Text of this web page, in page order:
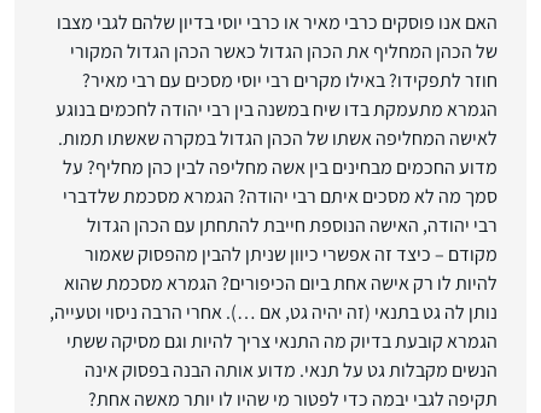
האם אנו פוסקים כרבי מאיר או כרבי יוסי בדיון שלהם לגבי מצבו
של הכהן המחליף את הכהן הגדול כאשר הכהן הגדול המקורי
חוזר לתפקידו? באילו מקרים רבי יוסי מסכים עם רבי מאיר?
הגמרא מתעמקת בדו שיח במשנה בין רבי יהודה לחכמים בנוגע
לאישה המחליפה אשתו של הכהן הגדול במקרה שאשתו תמות.
מדוע החכמים מבחינים בין אשה מחליפה לבין כהן מחליף? על
סמך מה לא מסכים איתם רבי יהודה? הגמרא מסכמת שלדברי
רבי יהודה, האישה הנוספת חייבת להתחתן עם הכהן הגדול
מקודם – כיצד זה אפשרי כיוון שניתן להבין מהפסוק שאמור
להיות לו רק אישה אחת ביום הכיפורים? הגמרא מסכמת שהוא
נותן לה גט בתנאי (זה יהיה גט, אם …). אחרי הרבה ניסוי וטעייה,
הגמרא קובעת בדיוק מה התנאי צריך להיות וגם מסיקה ששתי
הנשים מקבלות גט על תנאי. מדוע אותה הבנה בפסוק אינה
תקיפה לגבי יבמה כדי לפטור מי שהיו לו יותר מאשה אחת?